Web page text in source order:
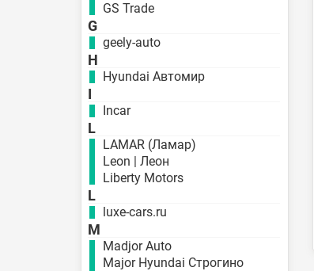
GS Trade
G
geely-auto
H
Hyundai Автомир
I
Incar
L
LAMAR (Ламар)
Leon | Леон
Liberty Motors
L
luxe-cars.ru
M
Madjor Auto
Major Hyundai Строгино